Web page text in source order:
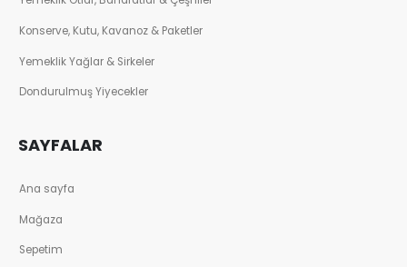
Konserve, Kutu, Kavanoz & Paketler
Yemeklik Yağlar & Sirkeler
Dondurulmuş Yiyecekler
SAYFALAR
Ana sayfa
Mağaza
Sepetim